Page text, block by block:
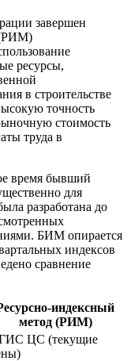
завершен
(РИМ)
ресурсы,
в строительстве
точность
стоимость
труда в
время бывший
для
разработана до
БИМ опирается
индексов
сравнение
индексный
метод (РИМ)
ЦС (текущие